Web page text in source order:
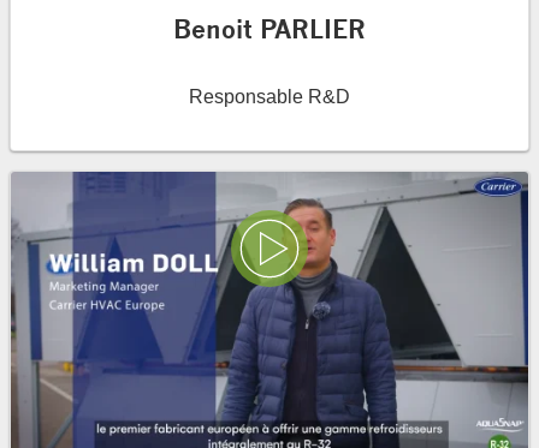
Benoit PARLIER
Responsable R&D
Lire la vidéo